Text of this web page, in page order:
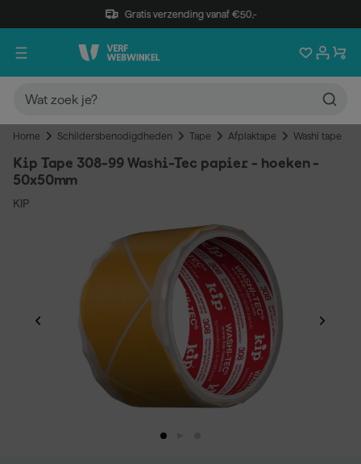
Gratis verzending vanaf €50,-
Home Schildersbenodigdheden Tape Afplaktape Washi tape
Kip Tape 308-99 Washi-Tec papier - hoeken -
50x50mm
KIP